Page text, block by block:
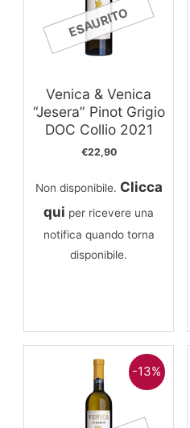
ESAURITO
Venica & Venica
“Jesera” Pinot Grigio
DOC Collio 2021
€22,90
Non disponibile. Clicca
qui per ricevere una
notifica quando torna
disponibile.
-13%